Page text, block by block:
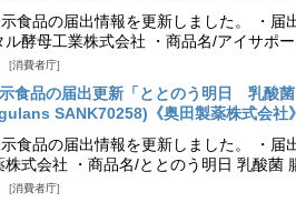
食品の届出情報を更新しました。 ・届
ル酵母工業株式会社 ・商品名/アイサポ
消費者庁
食品の届出更新「ととのう明日 乳酸
SANK70258)《奥田製薬株式会社
食品の届出情報を更新しました。 ・届
株式会社 ・商品名/ととのう明日 乳酸菌
消費者庁